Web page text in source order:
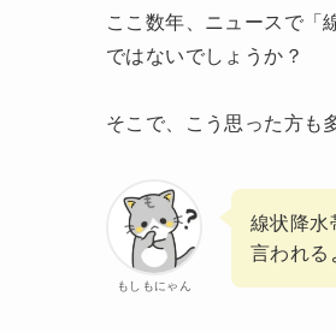
ここ数年、ニュースで「
ではないでしょうか？
そこで、こう思った方も
もしもにゃん
線状降水
言われる